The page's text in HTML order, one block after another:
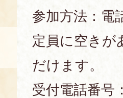
参加方法：電
定員に空きが
だけます。
受付電話番号